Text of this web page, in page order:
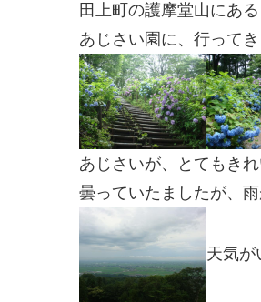
田上町の護摩堂山にある
あじさい園に、行って
あじさいが、とてもきれ
曇っていたましたが、
天気が